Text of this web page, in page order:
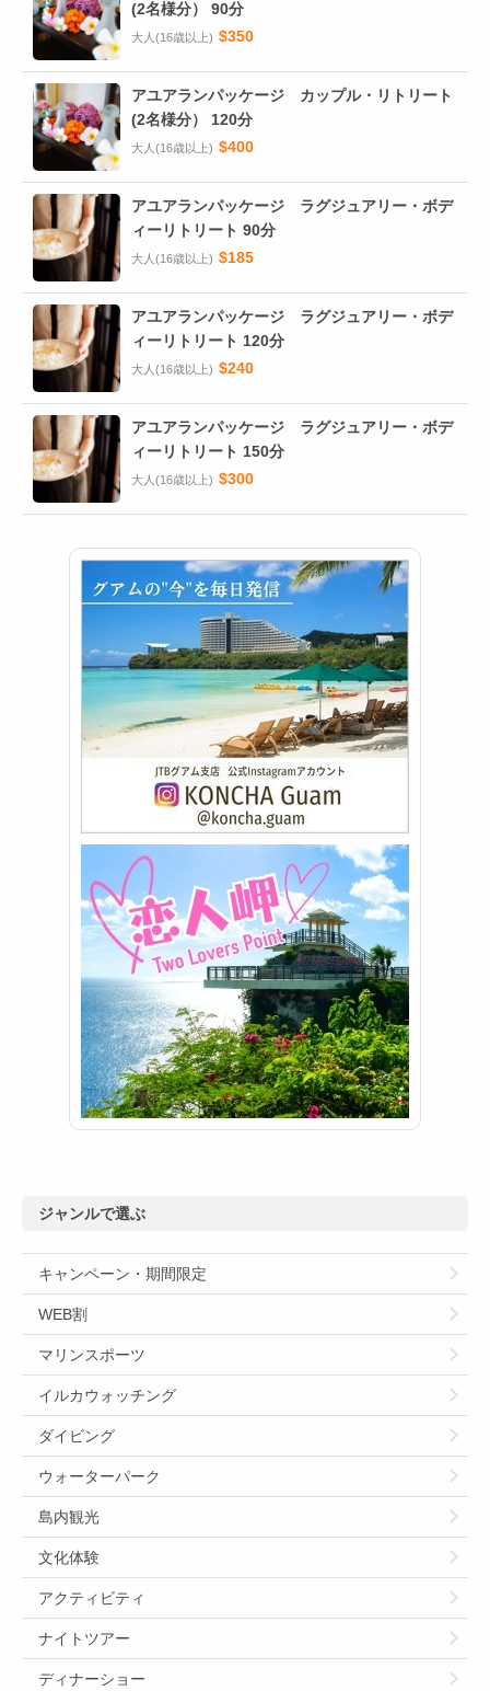
(2名様分） 90分
大人(16歳以上) $350
アユアランパッケージ カップル・リトリート
(2名様分） 120分
大人(16歳以上) $400
アユアランパッケージ ラグジュアリー・ボデ
ィーリトリート 90分
大人(16歳以上) $185
アユアランパッケージ ラグジュアリー・ボデ
ィーリトリート 120分
大人(16歳以上) $240
アユアランパッケージ ラグジュアリー・ボデ
ィーリトリート 150分
大人(16歳以上) $300
ジャンルで選ぶ
キャンペーン・期間限定
WEB割
マリンスポーツ
イルカウォッチング
ダイビング
ウォーターパーク
島内観光
文化体験
アクティビティ
ナイトツアー
ディナーショー